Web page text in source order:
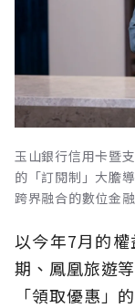
玉山銀行信用卡暨
的「訂閱制」大膽
跨界融合的數位金
以今年7月的
期、鳳凰旅遊
「領取優惠」